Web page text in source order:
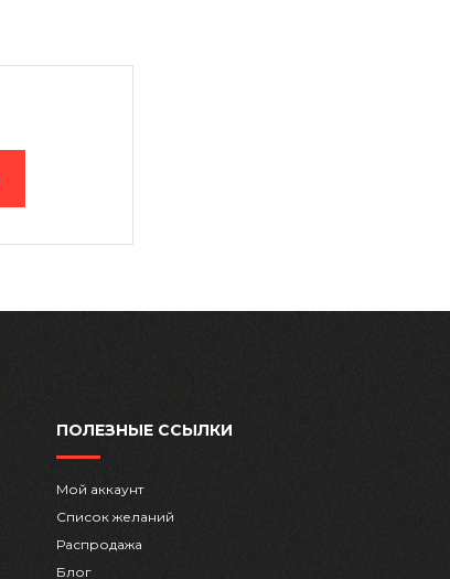
ПОЛЕЗНЫЕ ССЫЛКИ
Мой аккаунт
Список желаний
Распродажа
Блог